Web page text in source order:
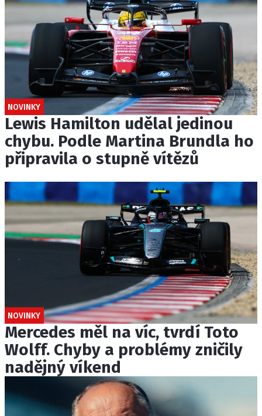
NOVINKY
Lewis Hamilton udělal jedinou
chybu. Podle Martina Brundla ho
připravila o stupně vítězů
NOVINKY
Mercedes měl na víc, tvrdí Toto
Wolff. Chyby a problémy zničily
nadějný víkend